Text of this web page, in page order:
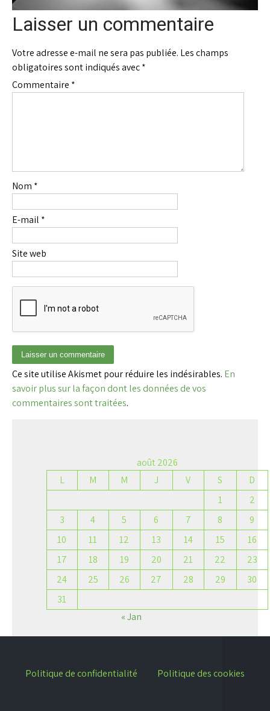
Laisser un commentaire
Votre adresse e-mail ne sera pas publiée. Les champs
obligatoires sont indiqués avec*
Commentaire *
Nom *
E-mail *
Site web
Ce site utilise Akismet pour réduire les indésirables. En
savoir plus sur la façon dont les données de vos
commentaires sont traitées.
août 2026
L
M M J V S
D
1
2
3
4 5 6 7 8
9
10
11 12 13 14 15
16
17
18 19 20 21 22
23
24
25 26 27 28 29
30
31
« Jan
Politique de confidentialité Politique des cookies